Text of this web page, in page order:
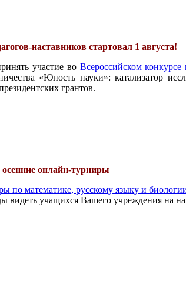
наставников стартовал 1 августа!
участие во Всероссийском конкурсе
«Юность науки»: катализатор
грантов.
осенние онлайн-турниры
по математике, русскому языку и
учащихся Вашего учреждения на